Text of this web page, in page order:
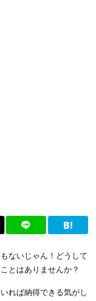
ないじゃん！どうして
とはありませんか？
れば納得できる気がし